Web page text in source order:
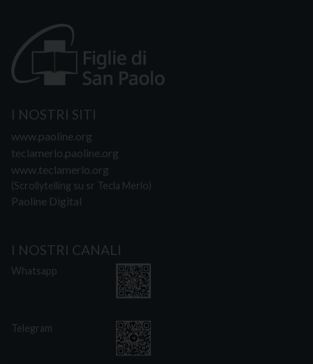
I NOSTRI SITI
www.paoline.org
teclamerlo.paoline.org
www.teclamerlo.org
(Scrollytelling su sr Tecla Merlo)
Paoline Digital
I NOSTRI CANALI
Whatsapp
Telegram